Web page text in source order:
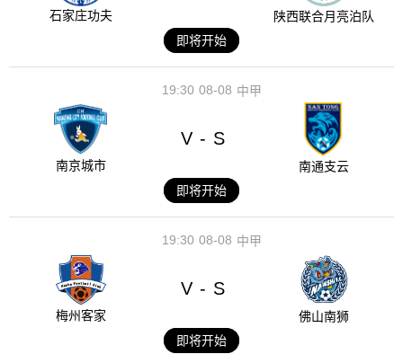
石家庄功夫
陕西联合月亮泊队
即将开始
08-08
19:30 中甲
南京城市
V - S
南通支云
即将开始
08-08
19:30 中甲
梅州客家
V - S
佛山南狮
即将开始